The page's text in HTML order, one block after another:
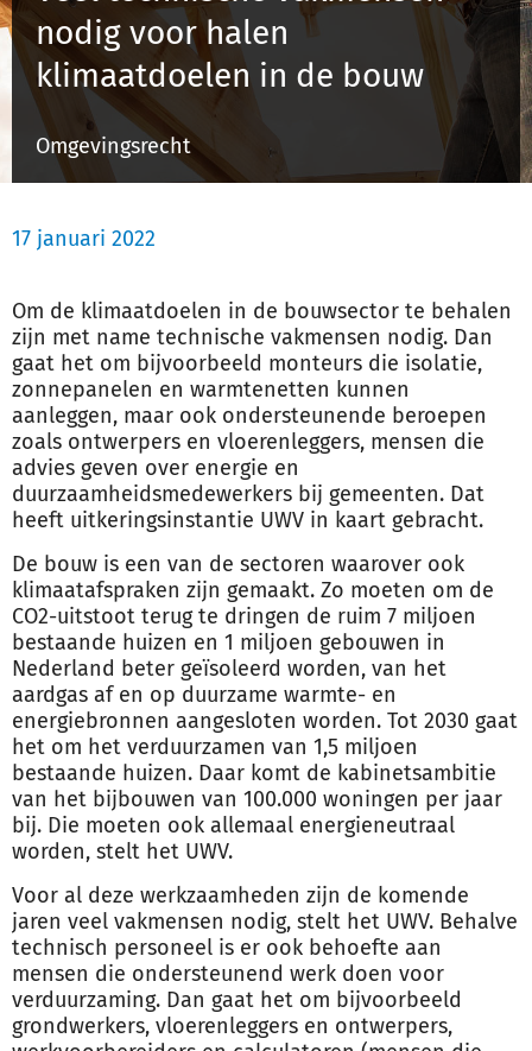
Inloggen
Registreren
nodig voor halen
klimaatdoelen in de bouw
Omgevingsrecht
17 januari 2022
Om de klimaatdoelen in de bouwsector te behalen
zijn met name technische vakmensen nodig. Dan
gaat het om bijvoorbeeld monteurs die isolatie,
zonnepanelen en warmtenetten kunnen
aanleggen, maar ook ondersteunende beroepen
zoals ontwerpers en vloerenleggers, mensen die
advies geven over energie en
duurzaamheidsmedewerkers bij gemeenten. Dat
heeft uitkeringsinstantie UWV in kaart gebracht.
De bouw is een van de sectoren waarover ook
klimaatafspraken zijn gemaakt. Zo moeten om de
CO2-uitstoot terug te dringen de ruim 7 miljoen
bestaande huizen en 1 miljoen gebouwen in
Nederland beter geïsoleerd worden, van het
aardgas af en op duurzame warmte- en
energiebronnen aangesloten worden. Tot 2030 gaat
het om het verduurzamen van 1,5 miljoen
bestaande huizen. Daar komt de kabinetsambitie
van het bijbouwen van 100.000 woningen per jaar
bij. Die moeten ook allemaal energieneutraal
worden, stelt het UWV.
Voor al deze werkzaamheden zijn de komende
jaren veel vakmensen nodig, stelt het UWV. Behalve
technisch personeel is er ook behoefte aan
mensen die ondersteunend werk doen voor
verduurzaming. Dan gaat het om bijvoorbeeld
grondwerkers, vloerenleggers en ontwerpers,